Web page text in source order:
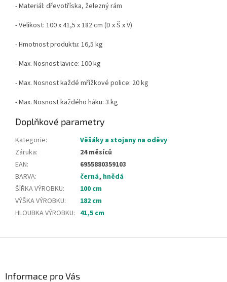
- Materiál: dřevotříska, železný rám
- Velikost: 100 x 41,5 x 182 cm (D x Š x V)
- Hmotnost produktu: 16,5 kg
- Max. Nosnost lavice: 100 kg
- Max. Nosnost každé mřížkové police: 20 kg
- Max. Nosnost každého háku: 3 kg
Doplňkové parametry
Kategorie:
Věšáky a stojany na oděvy
Záruka:
24 měsíců
EAN:
6955880359103
BARVA: černá, hnědá
ŠÍŘKA VÝROBKU:
100 cm
VÝŠKA VÝROBKU:
182 cm
HLOUBKA VÝROBKU: 41,5 cm
Informace pro Vás